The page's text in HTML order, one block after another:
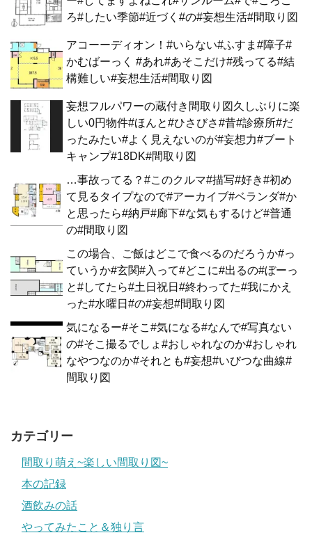
ろ#したい季節#近づく#の#妄想生活#間取り図
アコーーディオン！#いらない#ふすま#障子#
かむばーっく #あれ#あそこだけ#残ってる#結
構難しい#妄想生活#間取り図
妄想フルパワーの蔵付き間取り図久しぶりに楽
しい0円物件#ほんと#ひさびさ#昔#診療所#だ
ったみたい#よく見えないのが#妄想力#ブート
キャンプ#18DK#間取り図
…事故ってる？#このクルマ#描写#好き#初め
て見るタイプなので#アーカイブ#ベランダ#か
と思ったら#納戸#廊下#な気もするけど#普通
の#間取り図
この場合、ご飯はどこで食べるのだろうか#っ
ていうか#玄関#入って#どこに#出るの#ぼーっ
と#してたら#土日祝日#終わってた#我にかえ
った#水曜日#の#妄想#間取り図
気になるー#そこ#気になる#なんで#写真ない
の#そこ撮るでしょ#おしゃれなのか#おしゃれ
なやつなのか#それとも#妄想#いびつな曲線#
間取り図
カテゴリー
間取り萌え~楽しい間取り図~
本の記録
酒飲みの話
やってみたこと＆独り言